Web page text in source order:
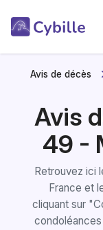
Avis de décès
Avis
49 -
Retrouvez ici
France et
cliquant sur